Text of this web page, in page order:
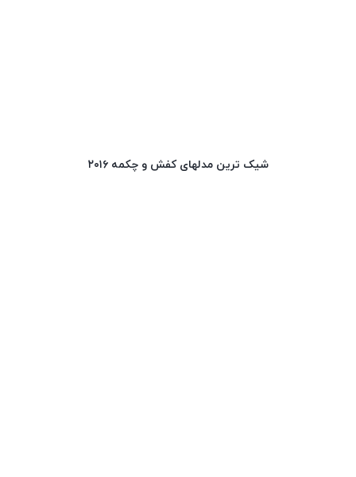
شیک ترین مدلهای کفش و چکمه ۲۰۱۶